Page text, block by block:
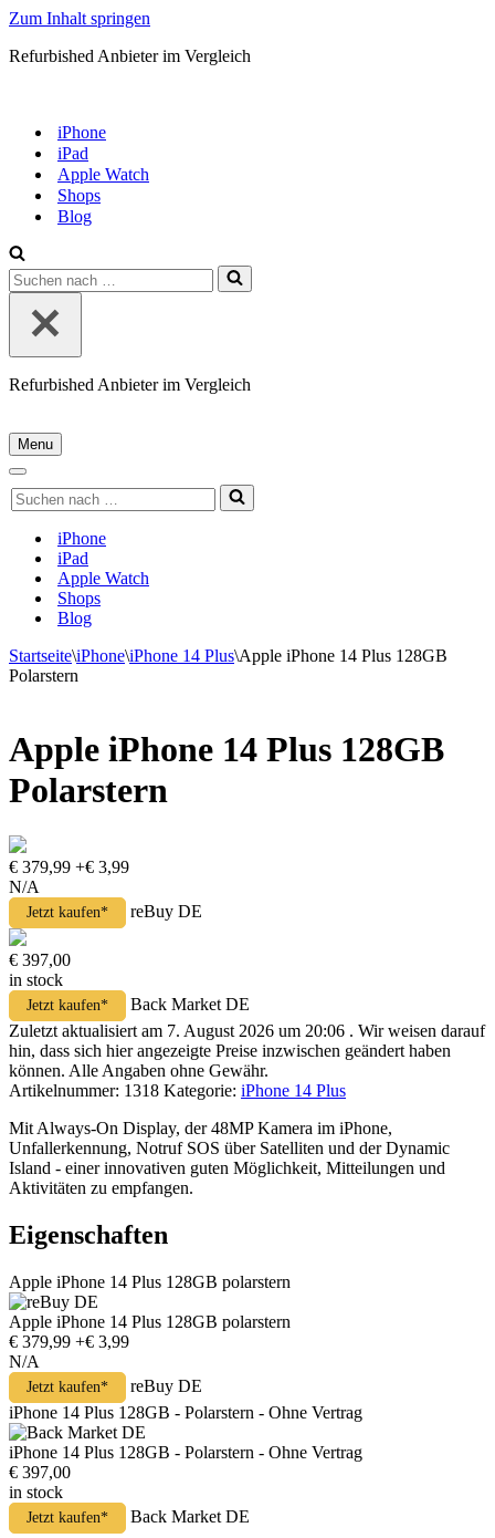
Zum Inhalt springen
Refurbished Anbieter im Vergleich
iPhone
iPad
Apple Watch
Shops
Blog
Suchen
nach …
Refurbished Anbieter im Vergleich
Menu
Navigationsmenü
Navigationsmenü
Suchen
nach …
iPhone
iPad
Apple Watch
Shops
Blog
Startseite\iPhone\iPhone 14 Plus\Apple iPhone 14 Plus 128GB
Polarstern
Apple iPhone 14 Plus 128GB
Polarstern
€ 379,99 +€ 3,99
N/A
Jetzt kaufen* reBuy DE
€ 397,00
in stock
Jetzt kaufen*
Back Market DE
Zuletzt aktualisiert am 7. August 2026 um 20:06 . Wir weisen darauf
hin, dass sich hier angezeigte Preise inzwischen geändert haben
können. Alle Angaben ohne Gewähr.
Artikelnummer: 1318 Kategorie: iPhone 14 Plus
Mit Always-On Display, der 48MP Kamera im iPhone,
Unfallerkennung, Notruf SOS über Satelliten und der Dynamic
Island - einer innovativen guten Möglichkeit, Mitteilungen und
Aktivitäten zu empfangen.
Eigenschaften
Apple iPhone 14 Plus 128GB polarstern
Apple iPhone 14 Plus 128GB polarstern
€ 379,99 +€ 3,99
N/A
Jetzt kaufen*
reBuy DE
iPhone 14 Plus 128GB - Polarstern - Ohne Vertrag
iPhone 14 Plus 128GB - Polarstern - Ohne Vertrag
€ 397,00
in stock
Jetzt kaufen* Back Market DE